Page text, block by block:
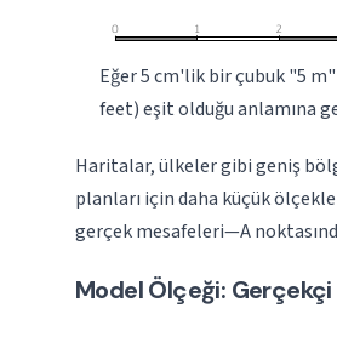
Eğer 5 cm'lik bir çubuk "5
feet) eşit olduğu anlamına
Haritalar, ülkeler gibi geniş
planları için daha küçük
gerçek mesafeleri—A
Model Ölçeği: